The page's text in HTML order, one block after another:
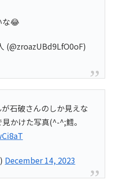
な😂
石破さんのしか見えな
かけた写真(^-^;鱈。
December 14, 2023